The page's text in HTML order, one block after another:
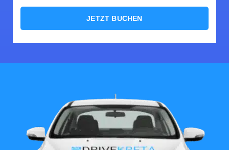
JETZT BUCHEN